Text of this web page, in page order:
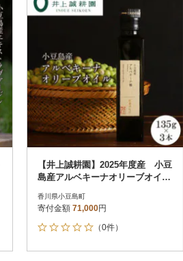
【井上誠耕園】2025年度産 小豆
島産アルベキーナオリーブオイル
香川県小豆島町
寄付金額 71,000円
（0件）